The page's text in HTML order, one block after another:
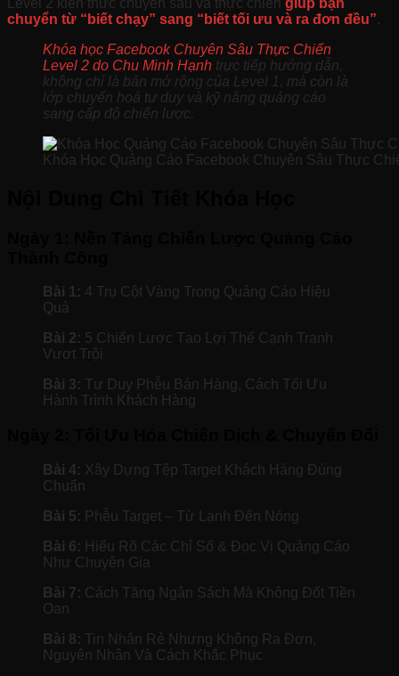
chuyển từ “biết chạy” sang “biết tối ưu và ra đơn đều”.
Khóa học Facebook Chuyên Sâu Thực Chiến
Level 2 do Chu Minh Hạnh trực tiếp hướng dẫn,
không chỉ là bản mở rộng của Level 1, mà còn là
lớp chuyển hoá tư duy và kỹ năng quảng cáo
sang cấp độ chiến lược.
Khóa Học Quảng Cáo Facebook Chuyên Sâu Thực
Bài 1: 4 Trụ Cột Vàng Trong Quảng Cáo Hiệu
Quả
Bài 2: 5 Chiến Lược Tạo Lợi Thế Cạnh Tranh
Vượt Trội
Bài 3: Tư Duy Phễu Bán Hàng, Cách Tối Ưu
Hành Trình Khách Hàng
Bài 4: Xây Dựng Tệp Target Khách Hàng Đúng
Chuẩn
Bài 5: Phễu Target – Từ Lạnh Đến Nóng
Bài 6: Hiểu Rõ Các Chỉ Số & Đọc Vị Quảng Cáo
Như Chuyên Gia
Bài 7: Cách Tăng Ngân Sách Mà Không Đốt Tiền
Oan
Bài 8: Tin Nhắn Rẻ Nhưng Không Ra Đơn,
Nguyên Nhân Và Cách Khắc Phục